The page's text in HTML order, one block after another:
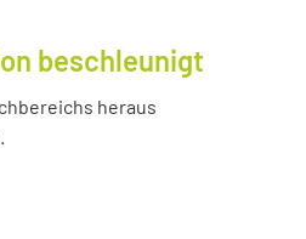
beschleunigt
heraus